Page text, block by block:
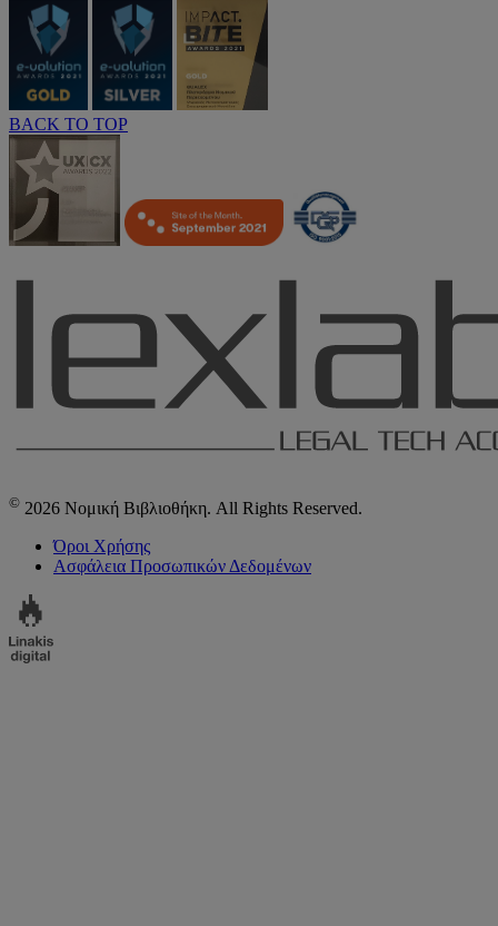
BACK TO TOP
© 2026 Νομική Βιβλιοθήκη. All Rights Reserved.
Όροι Χρήσης
Ασφάλεια Προσωπικών Δεδομένων